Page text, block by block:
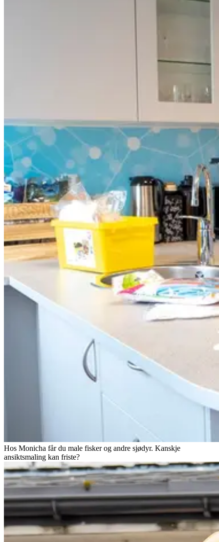
Hos Monicha får du male fisker og andre sjødyr. Kanskje
ansiktsmaling kan friste?